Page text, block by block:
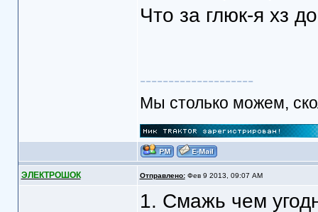
Что за глюк-я хз
--------------------
Мы столько можем,
ЭЛЕКТРОШОК Отправлено:Фев 9 2013, 09:07 AM
1. Смажь чем